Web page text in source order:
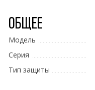
Общее
Модель
Серия
Тип защиты